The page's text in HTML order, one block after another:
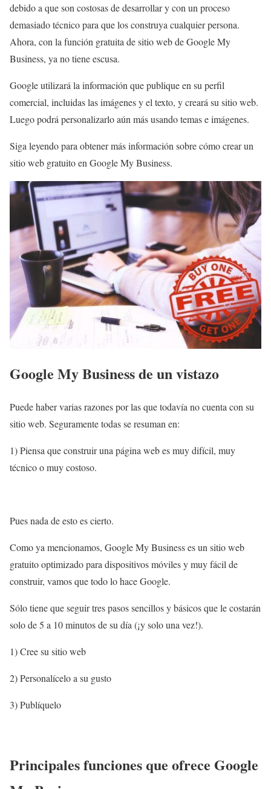
debido a que son costosas de desarrollar y con un proceso
demasiado técnico para que los construya cualquier persona.
Ahora, con la función gratuita de sitio web de Google My
Business, ya no tiene escusa.
Google utilizará la información que publique en su perfil
comercial, incluidas las imágenes y el texto, y creará su sitio web.
Luego podrá personalizarlo aún más usando temas e imágenes.
Siga leyendo para obtener más información sobre cómo crear un
sitio web gratuito en Google My Business.
Google My Business de un vistazo
Puede haber varias razones por las que todavía no cuenta con su
sitio web. Seguramente todas se resuman en:
1) Piensa que construir una página web es muy difícil, muy
técnico o muy costoso.
Pues nada de esto es cierto.
Como ya mencionamos, Google My Business es un sitio web
gratuito optimizado para dispositivos móviles y muy fácil de
construir, vamos que todo lo hace Google.
Sólo tiene que seguir tres pasos sencillos y básicos que le costarán
solo de 5 a 10 minutos de su día (¡y solo una vez!).
1) Cree su sitio web
2) Personalícelo a su gusto
3) Publíquelo
Principales funciones que ofrece Google